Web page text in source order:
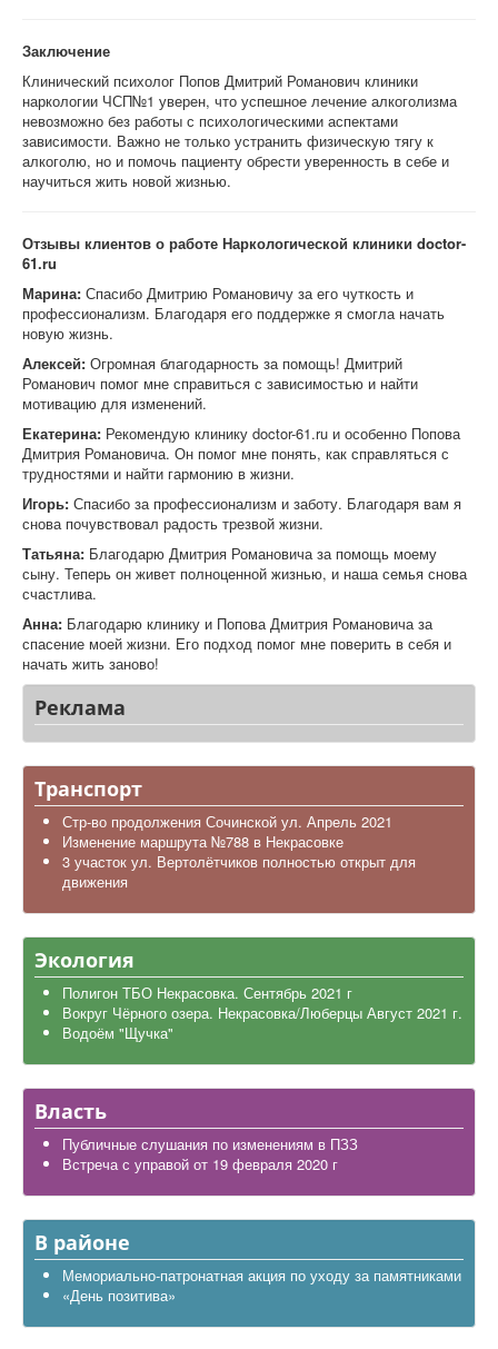
Заключение
Клинический психолог Попов Дмитрий Романович клиники
наркологии ЧСП№1 уверен, что успешное лечение алкоголизма
невозможно без работы с психологическими аспектами
зависимости. Важно не только устранить физическую тягу к
алкоголю, но и помочь пациенту обрести уверенность в себе и
научиться жить новой жизнью.
Отзывы клиентов о работе Наркологической клиники doctor-
61.ru
Марина: Спасибо Дмитрию Романовичу за его чуткость и
профессионализм. Благодаря его поддержке я смогла начать
новую жизнь.
Алексей: Огромная благодарность за помощь! Дмитрий
Романович помог мне справиться с зависимостью и найти
мотивацию для изменений.
Екатерина: Рекомендую клинику doctor-61.ru и особенно Попова
Дмитрия Романовича. Он помог мне понять, как справляться с
трудностями и найти гармонию в жизни.
Игорь: Спасибо за профессионализм и заботу. Благодаря вам я
снова почувствовал радость трезвой жизни.
Татьяна: Благодарю Дмитрия Романовича за помощь моему
сыну. Теперь он живет полноценной жизнью, и наша семья снова
счастлива.
Анна: Благодарю клинику и Попова Дмитрия Романовича за
спасение моей жизни. Его подход помог мне поверить в себя и
начать жить заново!
Реклама
Транспорт
Стр-во продолжения Сочинской ул. Апрель 2021
Изменение маршрута №788 в Некрасовке
3 участок ул. Вертолётчиков полностью открыт для
движения
Экология
Полигон ТБО Некрасовка. Сентябрь 2021 г
Вокруг Чёрного озера. Некрасовка/Люберцы Август 2021 г.
Водоём "Щучка"
Власть
Публичные слушания по изменениям в ПЗЗ
Встреча с управой от 19 февраля 2020 г
В районе
Мемориально-патронатная акция по уходу за памятниками
«День позитива»